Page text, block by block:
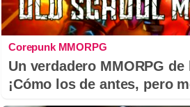
Corepunk MMORPG
Un verdadero MMORPG
¡Cómo los de antes, pero